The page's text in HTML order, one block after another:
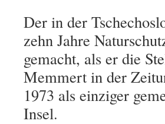
Der in der
zehn Jahre
gemacht, als er die
Memmert in der
1973 als einziger
Insel.